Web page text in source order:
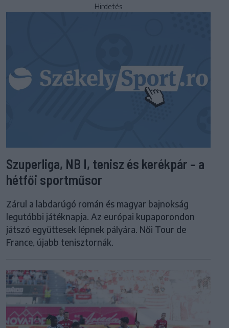
Hirdetés
Szuperliga, NB I, tenisz és kerékpár – a
hétfői sportműsor
Zárul a labdarúgó román és magyar bajnokság
legutóbbi játéknapja. Az európai kupaporondon
játszó együttesek lépnek pályára. Női Tour de
France, újabb tenisztornák.